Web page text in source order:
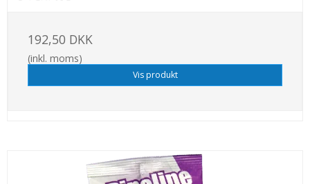
192,50 DKK
(inkl. moms)
Vis produkt